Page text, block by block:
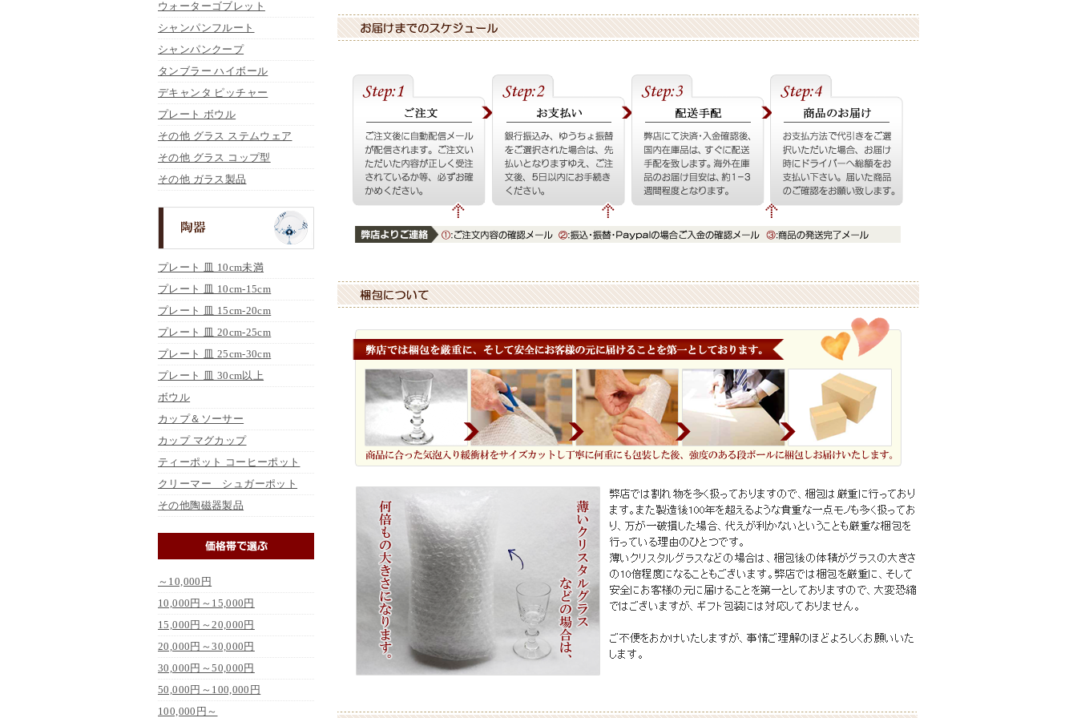
ウォーターゴブレット
シャンパンフルート
シャンパンクープ
タンブラー ハイボール
デキャンタ ピッチャー
プレート ボウル
その他 グラス ステムウェア
その他 グラス コップ型
その他 ガラス製品
プレート 皿 10cm未満
プレート 皿 10cm-15cm
プレート 皿 15cm-20cm
プレート 皿 20cm-25cm
プレート 皿 25cm-30cm
プレート 皿 30cm以上
ボウル
カップ＆ソーサー
カップ マグカップ
ティーポット コーヒーポット
クリーマー シュガーポット
その他陶磁器製品
～10,000円
10,000円～15,000円
15,000円～20,000円
20,000円～30,000円
30,000円～50,000円
50,000円～100,000円
100,000円～